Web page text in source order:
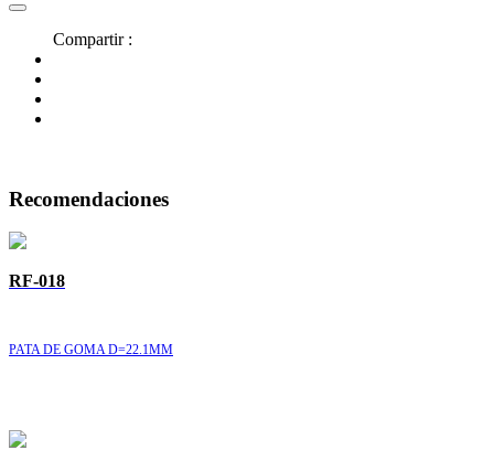
Compartir :
Recomendaciones
RF-018
PATA DE GOMA D=22.1MM